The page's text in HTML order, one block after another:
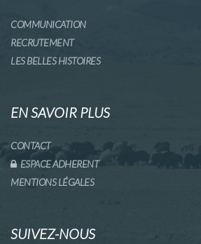
COMMUNICATION
RECRUTEMENT
LES BELLES HISTOIRES
EN SAVOIR PLUS
CONTACT
ESPACE ADHERENT
MENTIONS LÉGALES
SUIVEZ-NOUS